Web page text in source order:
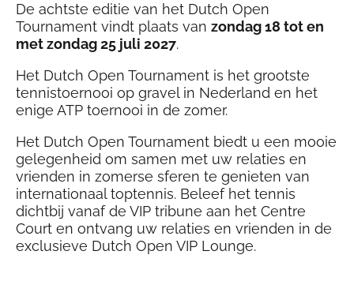
De achtste editie van het Dutch Open
Tournament vindt plaats van zondag 18 tot en
met zondag 25 juli 2027.
Het Dutch Open Tournament is het grootste
tennistoernooi op gravel in Nederland en het
enige ATP toernooi in de zomer.
Het Dutch Open Tournament biedt u een mooie
gelegenheid om samen met uw relaties en
vrienden in zomerse sferen te genieten van
internationaal toptennis. Beleef het tennis
dichtbij vanaf de VIP tribune aan het Centre
Court en ontvang uw relaties en vrienden in de
exclusieve Dutch Open VIP Lounge.